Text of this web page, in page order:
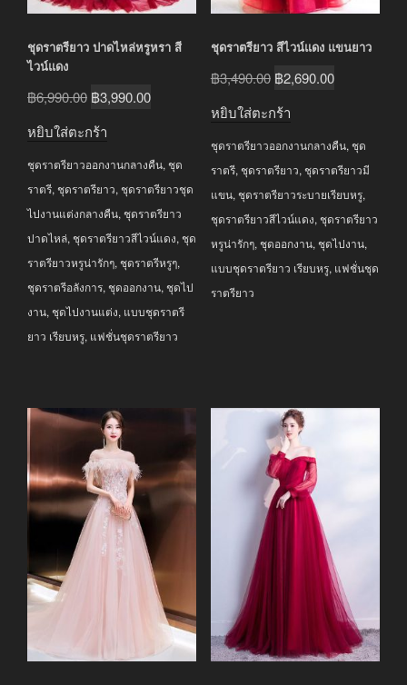
ชุดราตรียาว ปาดไหล่หรูหรา สี
ไวน์แดง
฿6,990.00 Original
฿6,990.00.
฿3,990.00Current
฿3,990.00.
หยิบใส่ตะกร้า
ชุดราตรียาวออกงานกลางคืน, ชุด
ราตรี, ชุดราตรียาว, ชุดราตรียาวชุด
ไปงานแต่งกลางคืน, ชุดราตรียาว
ปาดไหล่, ชุดราตรียาวสีไวน์แดง, ชุด
ราตรียาวหรูน่ารักๆ, ชุดราตรีหรูๆ,
ชุดราตรีอลังการ, ชุดออกงาน, ชุดไป
งาน, ชุดไปงานแต่ง, แบบชุดราตรี
ยาว เรียบหรู, แฟชั่นชุดราตรียาว
ชุดราตรียาว สีไวน์แดง แขนยาว
฿3,490.00 Original
฿3,490.00.
฿2,690.00Current
฿2,690.00.
หยิบใส่ตะกร้า
ชุดราตรียาวออกงานกลางคืน, ชุด
ราตรี, ชุดราตรียาว, ชุดราตรียาวมี
แขน, ชุดราตรียาวระบายเรียบหรู,
ชุดราตรียาวสีไวน์แดง, ชุดราตรียาว
หรูน่ารักๆ, ชุดออกงาน, ชุดไปงาน,
แบบชุดราตรียาว เรียบหรู, แฟชั่นชุด
ราตรียาว